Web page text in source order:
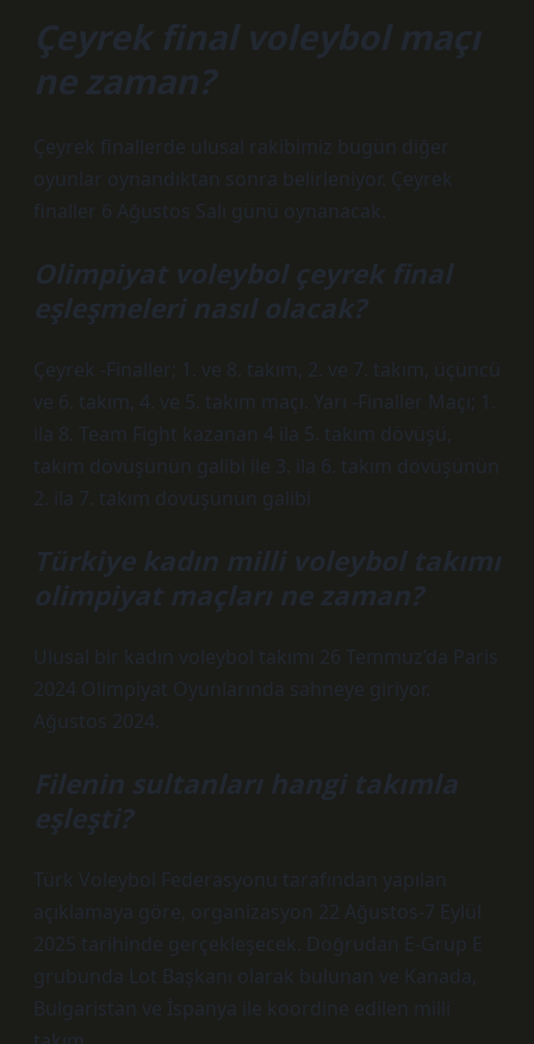
Çeyrek final voleybol maçı
ne zaman?
Çeyrek finallerde ulusal rakibimiz bugün diğer
oyunlar oynandıktan sonra belirleniyor. Çeyrek
finaller 6 Ağustos Salı günü oynanacak.
Olimpiyat voleybol çeyrek final
eşleşmeleri nasıl olacak?
Çeyrek -Finaller; 1. ve 8. takım, 2. ve 7. takım, üçüncü
ve 6. takım, 4. ve 5. takım maçı. Yarı -Finaller Maçı; 1.
ila 8. Team Fight kazanan 4 ila 5. takım dövüşü,
takım dövüşünün galibi ile 3. ila 6. takım dövüşünün
2. ila 7. takım dövüşünün galibi
Türkiye kadın milli voleybol takımı
olimpiyat maçları ne zaman?
Ulusal bir kadın voleybol takımı 26 Temmuz’da Paris
2024 Olimpiyat Oyunlarında sahneye giriyor.
Ağustos 2024.
Filenin sultanları hangi takımla
eşleşti?
Türk Voleybol Federasyonu tarafından yapılan
açıklamaya göre, organizasyon 22 Ağustos-7 Eylül
2025 tarihinde gerçekleşecek. Doğrudan E-Grup E
grubunda Lot Başkanı olarak bulunan ve Kanada,
Bulgaristan ve İspanya ile koordine edilen milli